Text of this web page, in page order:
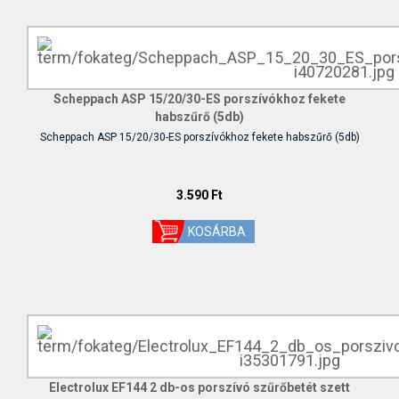
Scheppach ASP 15/20/30-ES porszívókhoz fekete
habszűrő (5db)
Scheppach ASP 15/20/30-ES porszívókhoz fekete habszűrő (5db)
3.590 Ft
Electrolux EF144 2 db-os porszívó szűrőbetét szett